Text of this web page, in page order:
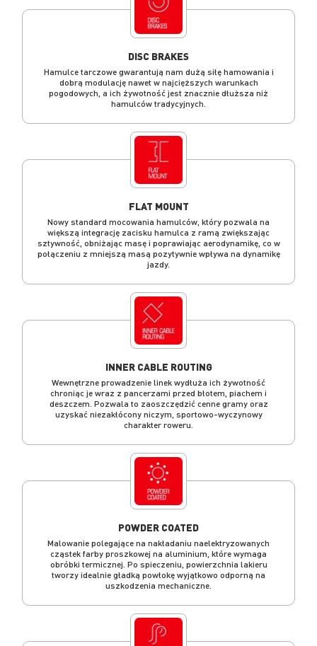
DISC BRAKES
Hamulce tarczowe gwarantują nam dużą siłę hamowania i
dobrą modulację nawet w najcięższych warunkach
pogodowych, a ich żywotność jest znacznie dłuższa niż
hamulców tradycyjnych.
FLAT MOUNT
Nowy standard mocowania hamulców, który pozwala na
większą integrację zacisku hamulca z ramą zwiększając
sztywność, obniżając masę i poprawiając aerodynamikę, co w
połączeniu z mniejszą masą pozytywnie wpływa na dynamikę
jazdy.
INNER CABLE ROUTING
Wewnętrzne prowadzenie linek wydłuża ich żywotność
chroniąc je wraz z pancerzami przed błotem, piachem i
deszczem. Pozwala to zaoszczędzić cenne gramy oraz
uzyskać niezakłócony niczym, sportowo-wyczynowy
charakter roweru.
POWDER COATED
Malowanie polegające na nakładaniu naelektryzowanych
cząstek farby proszkowej na aluminium, które wymaga
obróbki termicznej. Po spieczeniu, powierzchnia lakieru
tworzy idealnie gładką powłokę wyjątkowo odporną na
uszkodzenia mechaniczne.